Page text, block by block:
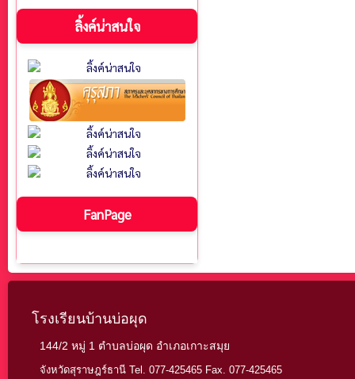
ลิ้งค์น่าสนใจ
FanPage
โรงเรียนบ้านบ่อผุด
144/2 หมู่ 1 ตำบลบ่อผุด อำเภอเกาะสมุย
จังหวัดสุราษฎร์ธานี Tel. 077-425465 Fax. 077-425465